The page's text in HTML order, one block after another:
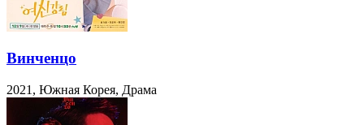
Винченцо
2021, Южная Корея, Драма